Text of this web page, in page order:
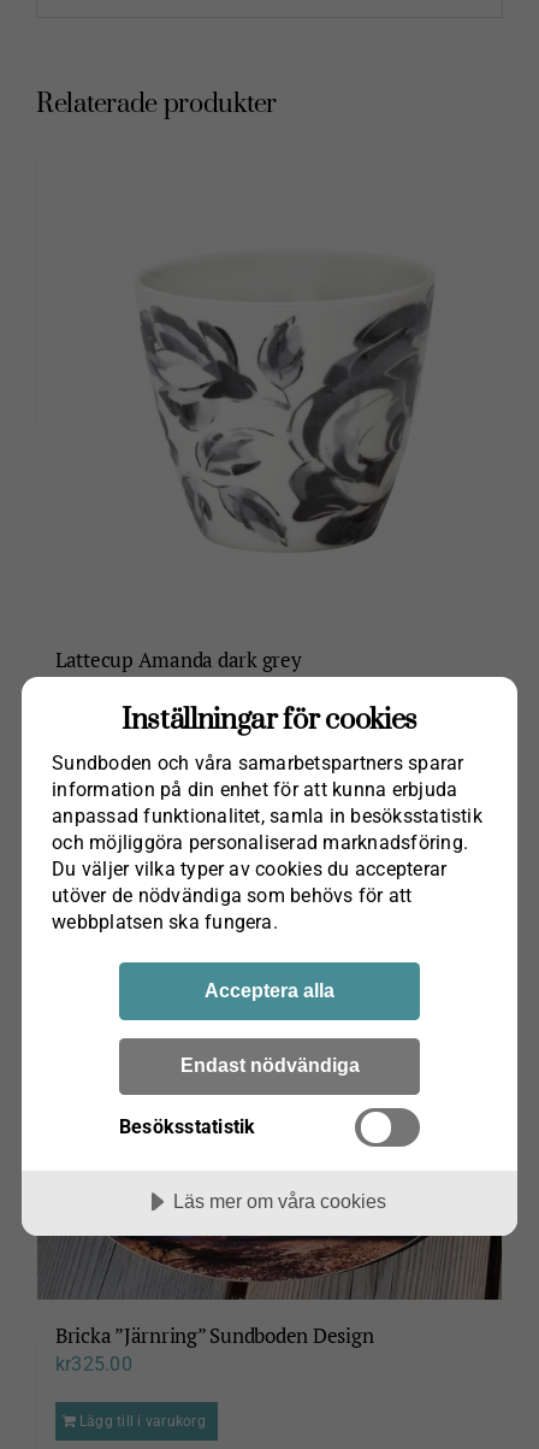
Relaterade produkter
Lattecup Amanda dark grey
Bricka ”Järnring” Sundboden Design
kr325.00
Lägg till i varukorg
Inställningar för cookies
Sundboden och våra samarbets­partners sparar
information på din enhet för att kunna erbjuda
anpassad funktionalitet, samla in besöks­statistik
och möjliggöra personaliserad marknads­föring.
Du väljer vilka typer av cookies du accepterar
utöver de nödvändiga som behövs för att
webbplatsen ska fungera.
Acceptera alla
Endast nödvändiga
Besöksstatistik
Läs mer om våra cookies